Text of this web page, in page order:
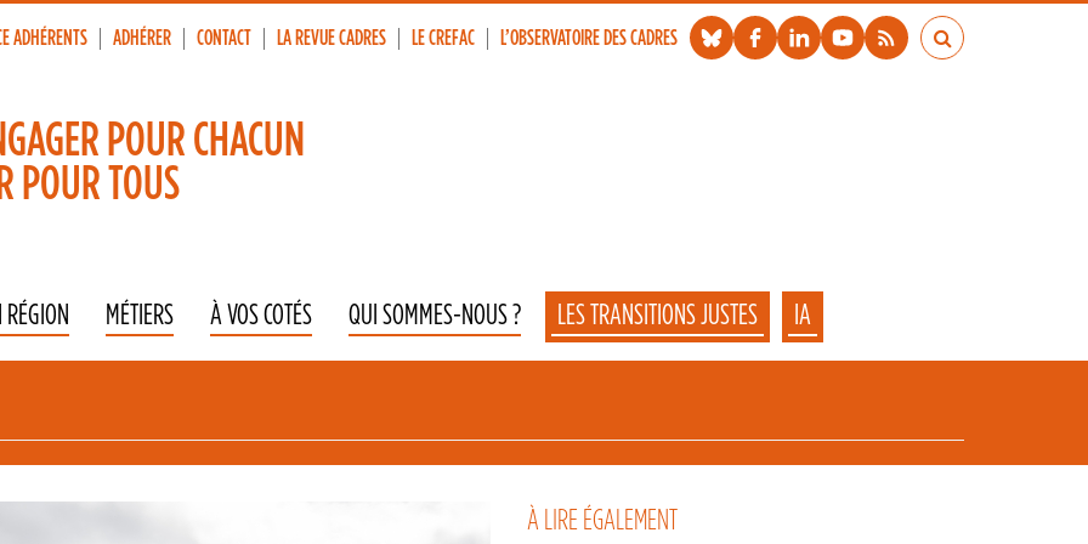
ADHÉRENTS ADHÉRER CONTACT LA REVUE CADRES LE CREFAC L’OBSERVATOIRE DES CADRES
POUR CHACUN
POUR TOUS
RÉGION MÉTIERS À VOS COTÉS QUI SOMMES-NOUS ? LES TRANSITIONS JUSTES IA
À LIRE ÉGALEMENT